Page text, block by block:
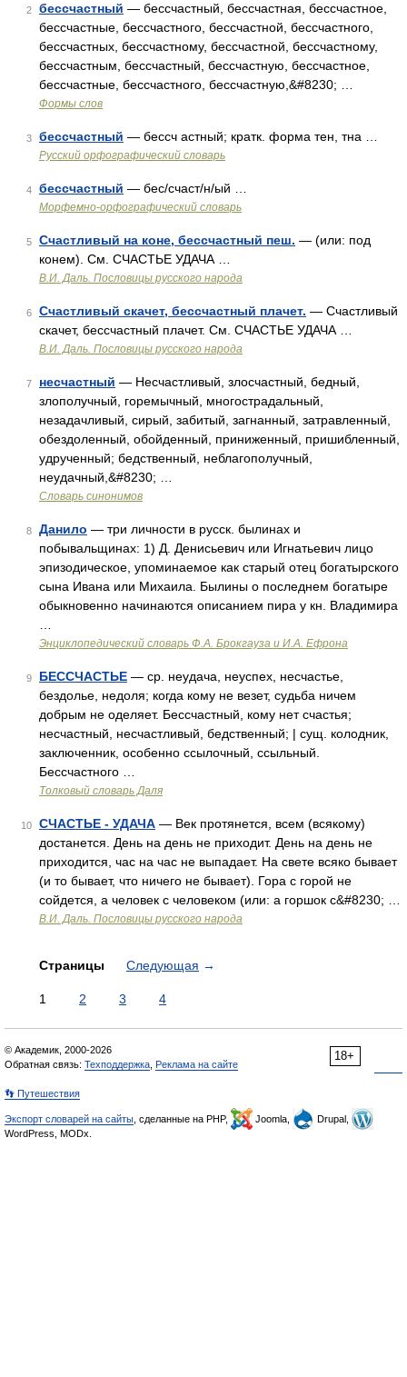
2 бессчастный — бессчастный, бессчастная, бессчастное,
бессчастные, бессчастного, бессчастной, бессчастного,
бессчастных, бессчастному, бессчастной, бессчастному,
бессчастным, бессчастный, бессчастную, бессчастное,
бессчастные, бессчастного, бессчастную,&#8230; …
Формы слов
3 бессчастный — бессч астный; кратк. форма тен, тна …
Русский орфографический словарь
4 бессчастный — бес/счаст/н/ый …
Морфемно-орфографический словарь
5 Счастливый на коне, бессчастный пеш. — (или: под
конем). См. СЧАСТЬЕ УДАЧА …
В.И. Даль. Пословицы русского народа
6 Счастливый скачет, бессчастный плачет. — Счастливый
скачет, бессчастный плачет. См. СЧАСТЬЕ УДАЧА …
В.И. Даль. Пословицы русского народа
7 несчастный — Несчастливый, злосчастный, бедный,
злополучный, горемычный, многострадальный,
незадачливый, сирый, забитый, загнанный, затравленный,
обездоленный, обойденный, приниженный, пришибленный,
удрученный; бедственный, неблагополучный,
неудачный,&#8230; …
Словарь синонимов
8 Данило — три личности в русск. былинах и
побывальщинах: 1) Д. Денисьевич или Игнатьевич лицо
эпизодическое, упоминаемое как старый отец богатырского
сына Ивана или Михаила. Былины о последнем богатыре
обыкновенно начинаются описанием пира у кн. Владимира
Энциклопедический словарь Ф.А. Брокгауза и И.А. Ефрона
9 БЕССЧАСТЬЕ — ср. неудача, неуспех, несчастье,
бездолье, недоля; когда кому не везет, судьба ничем
добрым не оделяет. Бессчастный, кому нет счастья;
несчастный, несчастливый, бедственный; | сущ. колодник,
заключенник, особенно ссылочный, ссыльный.
Бессчастного …
Толковый словарь Даля
10 СЧАСТЬЕ - УДАЧА — Век протянется, всем (всякому)
достанется. День на день не приходит. День на день не
приходится, час на час не выпадает. На свете всяко бывает
(и то бывает, что ничего не бывает). Гора с горой не
сойдется, а человек с человеком (или: а горшок с&#8230; …
В.И. Даль. Пословицы русского народа
Страницы Следующая →
1 2 3 4
18+
© Академик, 2000-2026
Обратная связь: Техподдержка Реклама на сайте
👣 Путешествия
Экспорт словарей на сайты , сделанные на PHP, Joomla,
Drupal,
WordPress, MODx.